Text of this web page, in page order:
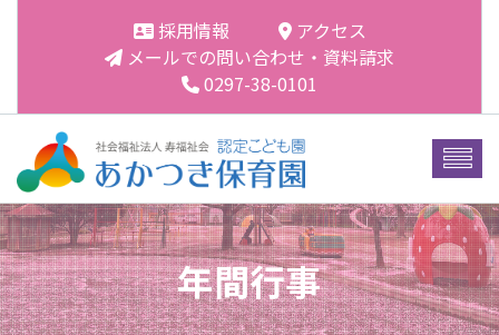
採用情報
アクセス
メールでの問い合わせ・資料請求
0297-38-0101
年間行事